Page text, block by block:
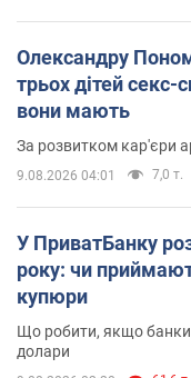
Олександру
трьох дітей
вони мають
За розвитком кар'єри
9.08.2026 04:01 7,0 т.
У ПриватБанку
року: чи
купюри
Що робити, якщо банки
долари